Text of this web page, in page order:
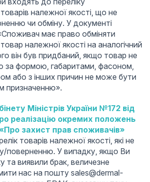
належної якості, що не
чи обміну. У документі
має право обміняти
належної якості на аналогічний
він був придбаний, якщо товар не
за формою, габаритами, фасоном,
або з інших причин не може бути
призначенню».
Міністрів України №172 від
реалізацію окремих положень
захист прав споживачів»
товарів належної якості, які не
поверненню. У випадку, якщо Ви
та виявили брак, величезне
нас на пошту sales@dermal-